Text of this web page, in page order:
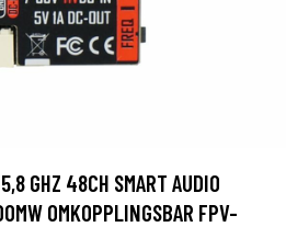
GHZ 48CH SMART AUDIO
OMKOPPLINGSBAR FPV-